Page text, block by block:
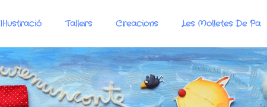
Il·lustració Tallers Creacions Les Molletes De Pa